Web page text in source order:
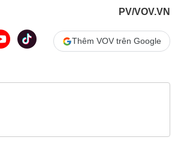
PV/VOV.VN
Thêm VOV trên Google